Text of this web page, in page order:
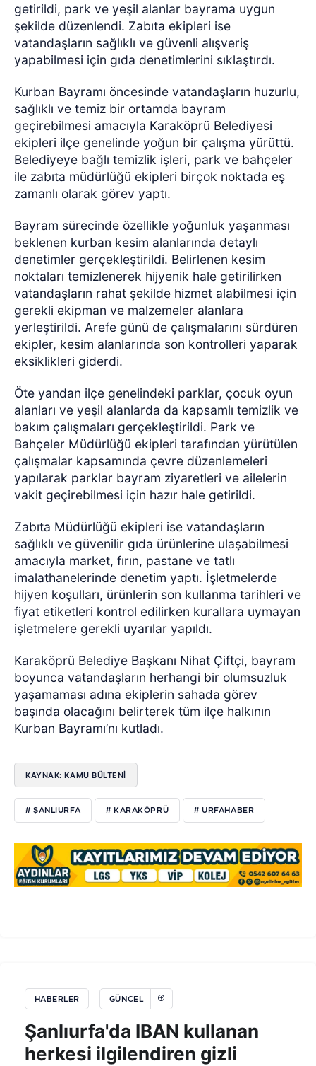
getirildi, park ve yeşil alanlar bayrama uygun
şekilde düzenlendi. Zabıta ekipleri ise
vatandaşların sağlıklı ve güvenli alışveriş
yapabilmesi için gıda denetimlerini sıklaştırdı.
Kurban Bayramı öncesinde vatandaşların huzurlu,
sağlıklı ve temiz bir ortamda bayram
geçirebilmesi amacıyla Karaköprü Belediyesi
ekipleri ilçe genelinde yoğun bir çalışma yürüttü.
Belediyeye bağlı temizlik işleri, park ve bahçeler
ile zabıta müdürlüğü ekipleri birçok noktada eş
zamanlı olarak görev yaptı.
Bayram sürecinde özellikle yoğunluk yaşanması
beklenen kurban kesim alanlarında detaylı
denetimler gerçekleştirildi. Belirlenen kesim
noktaları temizlenerek hijyenik hale getirilirken
vatandaşların rahat şekilde hizmet alabilmesi için
gerekli ekipman ve malzemeler alanlara
yerleştirildi. Arefe günü de çalışmalarını sürdüren
ekipler, kesim alanlarında son kontrolleri yaparak
eksiklikleri giderdi.
Öte yandan ilçe genelindeki parklar, çocuk oyun
alanları ve yeşil alanlarda da kapsamlı temizlik ve
bakım çalışmaları gerçekleştirildi. Park ve
Bahçeler Müdürlüğü ekipleri tarafından yürütülen
çalışmalar kapsamında çevre düzenlemeleri
yapılarak parklar bayram ziyaretleri ve ailelerin
vakit geçirebilmesi için hazır hale getirildi.
Zabıta Müdürlüğü ekipleri ise vatandaşların
sağlıklı ve güvenilir gıda ürünlerine ulaşabilmesi
amacıyla market, fırın, pastane ve tatlı
imalathanelerinde denetim yaptı. İşletmelerde
hijyen koşulları, ürünlerin son kullanma tarihleri ve
fiyat etiketleri kontrol edilirken kurallara uymayan
işletmelere gerekli uyarılar yapıldı.
Karaköprü Belediye Başkanı Nihat Çiftçi, bayram
boyunca vatandaşların herhangi bir olumsuzluk
yaşamaması adına ekiplerin sahada görev
başında olacağını belirterek tüm ilçe halkının
Kurban Bayramı’nı kutladı.
KAYNAK: KAMU BÜLTENİ
# ŞANLIURFA # KARAKÖPRÜ # URFAHABER
HABERLER GÜNCEL
Şanlıurfa'da IBAN kullanan
herkesi ilgilendiren gizli